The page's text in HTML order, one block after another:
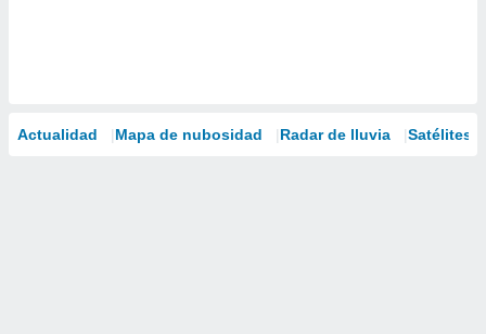
Actualidad Mapa de nubosidad Radar de lluvia Satélites